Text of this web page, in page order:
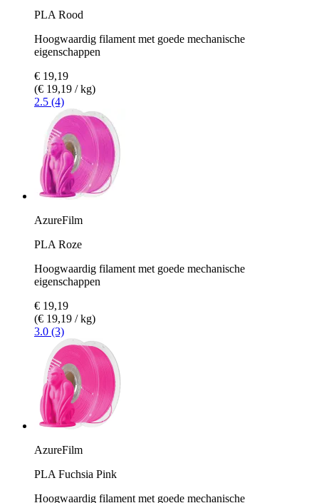
PLA Rood
Hoogwaardig filament met goede mechanische
eigenschappen
€ 19,19
(€ 19,19 / kg)
2.5 (4)
AzureFilm
PLA Roze
Hoogwaardig filament met goede mechanische
eigenschappen
€ 19,19
(€ 19,19 / kg)
3.0 (3)
AzureFilm
PLA Fuchsia Pink
Hoogwaardig filament met goede mechanische